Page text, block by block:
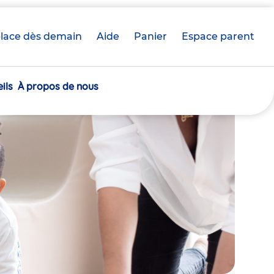
dès demain Aide Panier crèche(s)
Espace parent
À propos de nous